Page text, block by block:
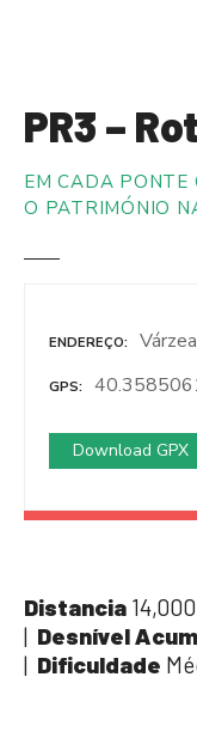
PR3 –
EM CADA PONTE
O PATRIMÓNIO
ENDEREÇO
GPS
Download GPX
Distancia
| Desnível
| Dificuldade